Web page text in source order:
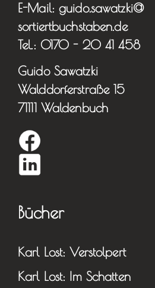
E-Mail: guido.sawatzki@
sortiertbuchstaben.de
Tel.: 0170 - 20 41 458
Guido Sawatzki
Walddorferstraße 15
71111 Waldenbuch
Bücher
Karl Lost: Verstolpert
Karl Lost: Im Schatten